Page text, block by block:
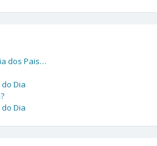
dos Pais…
Dia
Dia